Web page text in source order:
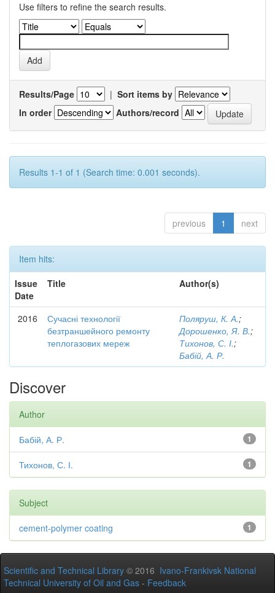
Use filters to refine the search results.
Results/Page | Sort items by
In order
Authors/record
Results 1-1 of 1 (Search time: 0.001 seconds).
previous 1 next
Item hits:
Issue
Date
Title Author(s)
2016
Сучасні технології
безтраншейного ремонту
теплогазових мереж
Поляруш, К. А.;
Дорошенко, Я. В.;
Тихонов, С. І.;
Бабій, А. Р.
Discover
Author
1
Бабій, А. Р.
1
Тихонов, С. І.
Subject
1
cement-polymer coating
Scientific and Technical Library © 2016 Ivano-Frankivsk National
Technical University of Oil and Gas - Feedback